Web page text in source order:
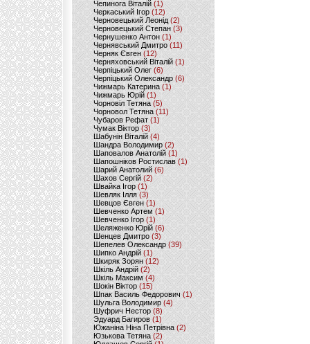
Чепинога Віталій (1)
Черкаський Ігор (12)
Черновецький Леонід(2)
Черновецький Степан (3)
Чернушенко Антон (1)
Чернявський Дмитро(11)
Черняк Євген(12)
Черняховський Віталій (1)
Черпіцький Олег (6)
Черпіцький Олександр (6)
Чижмарь Катерина (1)
Чижмарь Юрій (1)
Чорновіл Тетяна (5)
Чорновол Тетяна (11)
Чубаров Рефат (1)
Чумак Віктор(3)
Шабунін Віталій (4)
Шандра Володимир (2)
Шаповалов Анатолій(1)
Шапошніков Ростислав(1)
Шарий Анатолий(6)
Шахов Сергій(2)
Швайка Ігор (1)
Шевляк Ілля (3)
Шевцов Євген (1)
Шевченко Артем(1)
Шевченко Ігор(1)
Шеляженко Юрій (6)
Шенцев Дмитро (3)
Шепелев Олександр (39)
Шипко Андрій(1)
Шкиряк Зорян(12)
Шкіль Андрій(2)
Шкіль Максим (4)
Шокін Віктор (15)
Шпак Василь Федорович (1)
Шульга Володимир (4)
Шуфрич Нестор(8)
Эдуард Багиров (1)
Южаніна Ніна Петрівна (2)
Юзькова Тетяна(2)